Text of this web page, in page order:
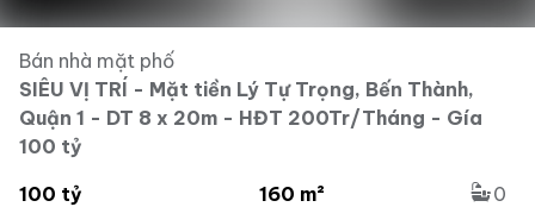
Bán nhà mặt phố
SIÊU VỊ TRÍ - Mặt tiền Lý Tự Trọng, Bến Thành,
Quận 1 - DT 8 x 20m - HĐT 200Tr/Tháng - Gía
100 tỷ
100 tỷ
160 m²
0